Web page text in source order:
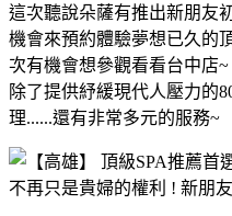
這次聽說朵薩有推出新朋友
機會來預約體驗夢想已久的
次有機會想參觀看看台中店~
除了提供紓緩現代人壓力的
理......還有非常多元的服務~